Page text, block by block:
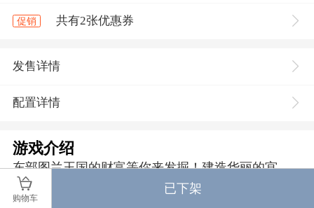
促销 共有2张优惠券
发售详情
配置详情
游戏介绍
东部图兰王国的财富等你来发掘！建造华丽的宫
殿，并用闪亮的雕像来装饰；驯服犀牛和大象当驮
兽用；穿戴炫目的图兰方阵兵盔甲。
购物车
已下架